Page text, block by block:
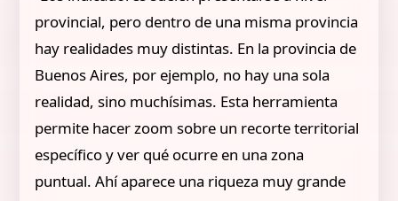
provincial, pero dentro de una misma provincia
hay realidades muy distintas. En la provincia de
Buenos Aires, por ejemplo, no hay una sola
realidad, sino muchísimas. Esta herramienta
permite hacer zoom sobre un recorte territorial
específico y ver qué ocurre en una zona
puntual. Ahí aparece una riqueza muy grande